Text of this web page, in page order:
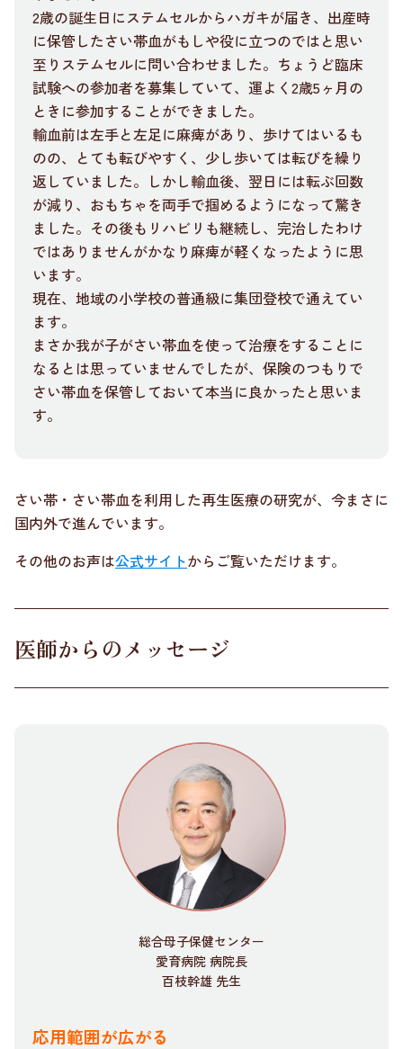
2歳の誕生日にステムセルからハガキが届き、出産時
に保管したさい帯血がもしや役に立つのではと思い
至りステムセルに問い合わせました。ちょうど臨床
試験への参加者を募集していて、運よく2歳5ヶ月の
ときに参加することができました。
輸血前は左手と左足に麻痺があり、歩けてはいるも
のの、とても転びやすく、少し歩いては転びを繰り
返していました。しかし輸血後、翌日には転ぶ回数
が減り、おもちゃを両手で掴めるようになって驚き
ました。その後もリハビリも継続し、完治したわけ
ではありませんがかなり麻痺が軽くなったように思
います。
現在、地域の小学校の普通級に集団登校で通えてい
ます。
まさか我が子がさい帯血を使って治療をすることに
なるとは思っていませんでしたが、保険のつもりで
さい帯血を保管しておいて本当に良かったと思いま
す。
さい帯・さい帯血を利用した再生医療の研究が、今まさに
国内外で進んでいます。
その他のお声は公式サイトからご覧いただけます。
医師からのメッセージ
総合母子保健センター
愛育病院 病院長
百枝幹雄 先生
応用範囲が広がる